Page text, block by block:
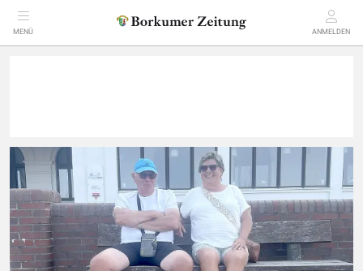
MENÜ ANMELDEN